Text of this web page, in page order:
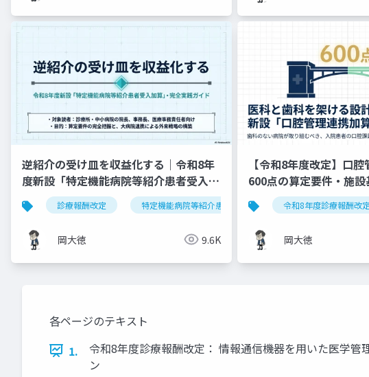
逆紹介の受け皿を収益化する｜令和8年
度新設「特定機能病院等紹介患者受入加
算」完全実践ガイド
診療報酬改定 特定機能病院等紹介患者受入加算 逆紹介
岡大徳 9.6K
【令和8年度改定】口
600点の算定要件・施
令和8年度診療報酬改定
岡大徳
各ページのテキスト
1.
令和8年度診療報酬改定： 情報通信機器を用いた医学
ン